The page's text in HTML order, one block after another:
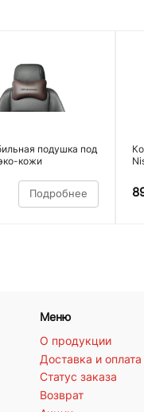
подушка под
кожи
Подробнее
Меню
О продукции
Доставка и оплата
Статус заказа
Возврат